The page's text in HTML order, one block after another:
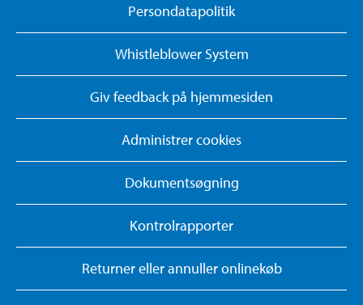
Persondatapolitik
Whistleblower System
Giv feedback på hjemmesiden
Administrer cookies
Dokumentsøgning
Kontrolrapporter
Returner eller annuller onlinekøb